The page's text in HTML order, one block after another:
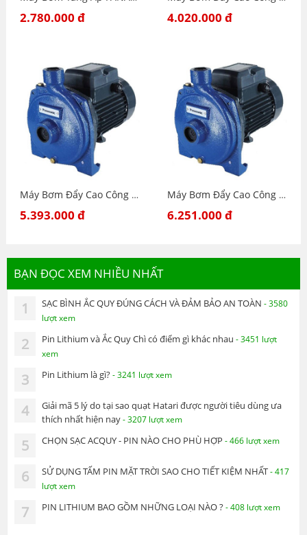
2.780.000 đ 4.020.000 đ
Máy Bơm Đẩy Cao Công Suất Lớn Panasonic GP-15HCN1SVN
5.393.000 đ
Máy Bơm Đẩy Cao Công Suất Lớn Panasonic GP-20HCN1SVN
6.251.000 đ
BẠN ĐỌC XEM NHIỀU NHẤT
SẠC BÌNH ẮC QUY ĐÚNG CÁCH VÀ ĐẢM BẢO AN TOÀN - 3580
lượt xem
1
Pin Lithium và Ắc Quy Chì có điểm gì khác nhau - 3451 lượt
xem
2
Pin Lithium là gì?- 3241 lượt xem
3
Giải mã 5 lý do tại sao quạt Hatari được người tiêu dùng ưa
thích nhất hiện nay- 3207 lượt xem
4
CHỌN SẠC ACQUY - PIN NÀO CHO PHÙ HỢP - 466 lượt xem
5
SỬ DỤNG TẤM PIN MẶT TRỜI SAO CHO TIẾT KIỆM NHẤT- 417
lượt xem
6
PIN LITHIUM BAO GỒM NHỮNG LOẠI NÀO ?- 408 lượt xem
7